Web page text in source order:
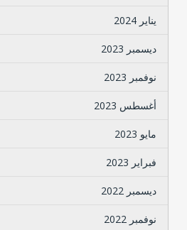
يناير 2024
ديسمبر 2023
نوفمبر 2023
أغسطس 2023
مايو 2023
فبراير 2023
ديسمبر 2022
نوفمبر 2022